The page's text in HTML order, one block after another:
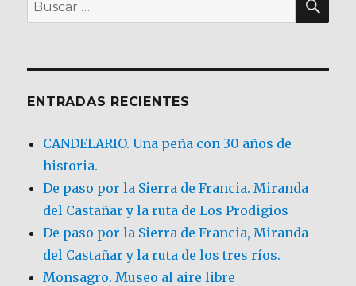
por:
ENTRADAS RECIENTES
CANDELARIO. Una peña con 30 años de
historia.
De paso por la Sierra de Francia. Miranda
del Castañar y la ruta de Los Prodigios
De paso por la Sierra de Francia, Miranda
del Castañar y la ruta de los tres ríos.
Monsagro. Museo al aire libre